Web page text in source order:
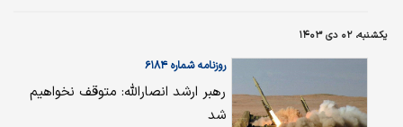
یکشنبه، ۰۲ دی ۱۴۰۳
روزنامه شماره ۶۱۸۴
رهبر ارشد انصارالله: متوقف نخواهیم
شد